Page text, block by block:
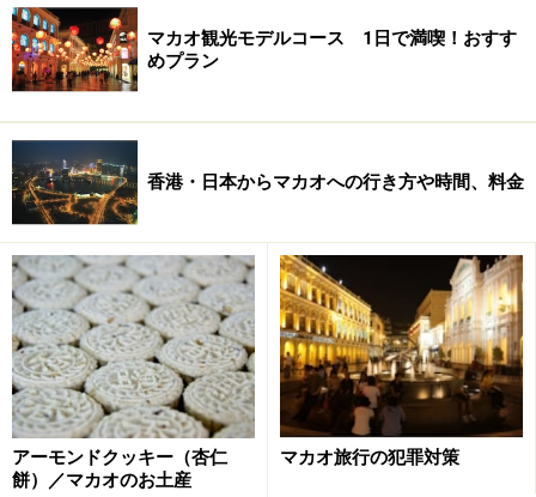
マカオ観光モデルコース 1日で満喫！おすす
めプラン
香港・日本からマカオへの行き方や時間、料金
アーモンドクッキー（杏仁
餅）／マカオのお土産
マカオ旅行の犯罪対策